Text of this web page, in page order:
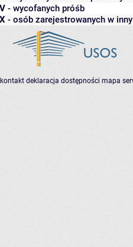
V - wycofanych próśb
X - osób zarejestrowanych w
kontakt deklaracja dostępności mapa